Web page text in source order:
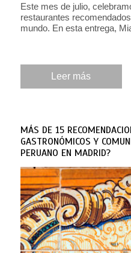
Este mes de julio,
restaurantes
mundo. En esta entrega,
Leer más
MÁS DE 15
GASTRONÓMICOS Y
PERUANO EN MADRID?